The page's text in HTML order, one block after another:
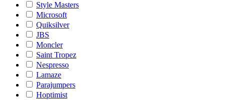
Style Masters
Microsoft
Quiksilver
JBS
Moncler
Saint Tropez
Nespresso
Lamaze
Parajumpers
Hoptimist